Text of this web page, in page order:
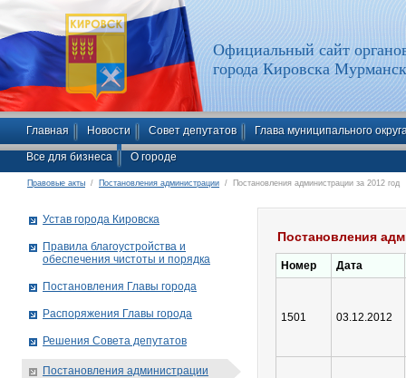
Официальный сайт
города Кировска
Главная Новости Совет депутатов Глава муниципального
Все для бизнеса О городе
Правовые акты / Постановления администрации / Постановления администрации за 2012 год
Постановления
Номер Дата
1501 03.12.2012
Устав города Кировска
Правила благоустройства и
обеспечения чистоты и порядка
Постановления Главы города
Распоряжения Главы города
Решения Совета депутатов
Постановления администрации